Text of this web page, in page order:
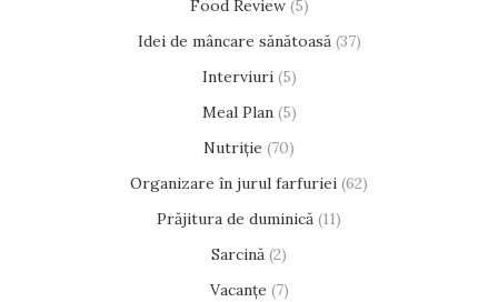
Food Review(5)
Idei de mâncare sănătoasă(37)
Interviuri(5)
Meal Plan(5)
Nutriție (70)
Organizare în jurul farfuriei (62)
Prăjitura de duminică (11)
Sarcină (2)
Vacanțe (7)